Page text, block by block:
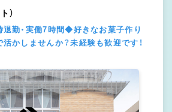
）
勤・実働7時間◆好きなお菓子作り
活かしませんか？未経験も歓迎です！